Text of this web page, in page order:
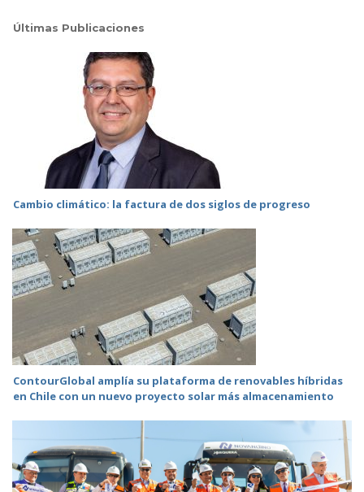
Últimas Publicaciones
Cambio climático: la factura de dos siglos de progreso
ContourGlobal amplía su plataforma de renovables híbridas
en Chile con un nuevo proyecto solar más almacenamiento